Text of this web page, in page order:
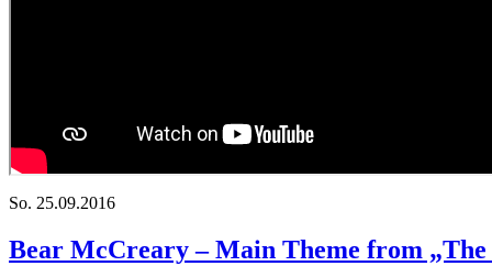
So. 25.09.2016
Bear McCreary – Main Theme from